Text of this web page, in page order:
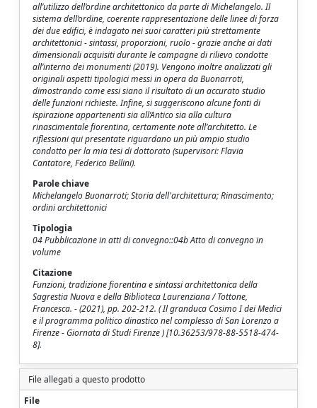
all’utilizzo dell’ordine architettonico da parte di Michelangelo. Il
sistema dell’ordine, coerente rappresentazione delle linee di forza
dei due edifici, è indagato nei suoi caratteri più strettamente
architettonici - sintassi, proporzioni, ruolo - grazie anche ai dati
dimensionali acquisiti durante le campagne di rilievo condotte
all’interno dei monumenti (2019). Vengono inoltre analizzati gli
originali aspetti tipologici messi in opera da Buonarroti,
dimostrando come essi siano il risultato di un accurato studio
delle funzioni richieste. Infine, si suggeriscono alcune fonti di
ispirazione appartenenti sia all’Antico sia alla cultura
rinascimentale fiorentina, certamente note all’architetto. Le
riflessioni qui presentate riguardano un più ampio studio
condotto per la mia tesi di dottorato (supervisori: Flavia
Cantatore, Federico Bellini).
Parole chiave
Michelangelo Buonarroti; Storia dell'architettura; Rinascimento;
ordini architettonici
Tipologia
04 Pubblicazione in atti di convegno::04b Atto di convegno in
volume
Citazione
Funzioni, tradizione fiorentina e sintassi architettonica della
Sagrestia Nuova e della Biblioteca Laurenziana / Tottone,
Francesca. - (2021), pp. 202-212. ( Il granduca Cosimo I dei Medici
e il programma politico dinastico nel complesso di San Lorenzo a
Firenze - Giornata di Studi Firenze ) [10.36253/978-88-5518-474-
8].
File allegati a questo prodotto
File